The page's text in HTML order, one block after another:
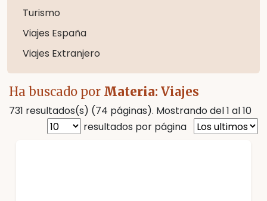
Turismo
Viajes España
Viajes Extranjero
Ha buscado por Materia: Viajes
731 resultados(s) (74 páginas). Mostrando del 1 al 10
resultados por página